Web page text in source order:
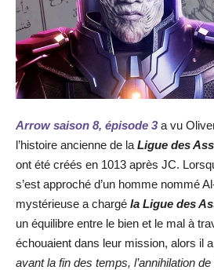
Arrow saison 8, épisode 3 a vu
l’histoire ancienne de la Ligue des
ont été créés en 1013 après JC.
s’est approché d’un homme nommé
mystérieuse a chargé la Ligue des
un équilibre entre le bien et le mal à
échouaient dans leur mission, alors il a
avant la fin des temps, l’annihilation